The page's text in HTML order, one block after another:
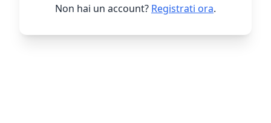
Non hai un account? Registrati ora.